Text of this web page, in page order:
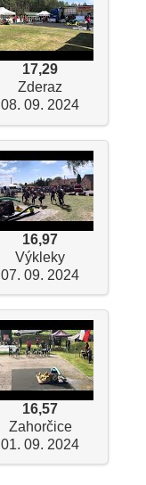
17,29
Zderaz
08. 09. 2024
16,97
Výkleky
07. 09. 2024
16,57
Zahorčice
01. 09. 2024